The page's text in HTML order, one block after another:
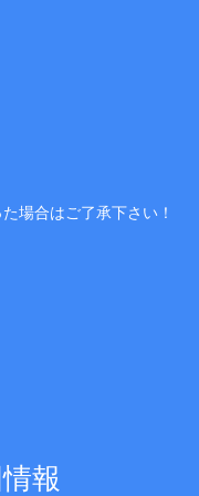
場合はご了承下さい！
報